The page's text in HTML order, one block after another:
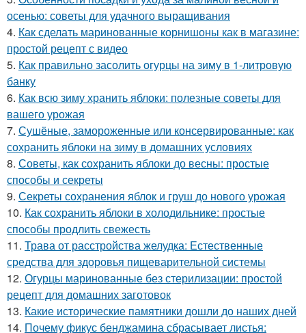
осенью: советы для удачного выращивания
4. Как сделать маринованные корнишоны как в магазине:
простой рецепт с видео
5. Как правильно засолить огурцы на зиму в 1-литровую
банку
6. Как всю зиму хранить яблоки: полезные советы для
вашего урожая
7. Сушёные, замороженные или консервированные: как
сохранить яблоки на зиму в домашних условиях
8. Советы, как сохранить яблоки до весны: простые
способы и секреты
9. Секреты сохранения яблок и груш до нового урожая
10. Как сохранить яблоки в холодильнике: простые
способы продлить свежесть
11. Трава от расстройства желудка: Естественные
средства для здоровья пищеварительной системы
12. Огурцы маринованные без стерилизации: простой
рецепт для домашних заготовок
13. Какие исторические памятники дошли до наших дней
14. Почему фикус бенджамина сбрасывает листья: